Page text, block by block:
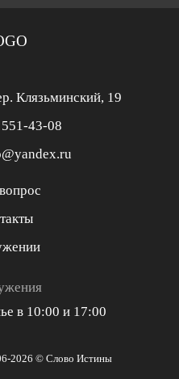
Истины»
проповедь
решения
Истины»
за стихом
Клязьминский, 19
43-08
2026 © Слово Истины
в 10:00 и 17:00